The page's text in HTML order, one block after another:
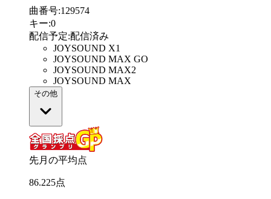
曲番号:129574
キー:0
配信予定:配信済み
JOYSOUND X1
JOYSOUND MAX GO
JOYSOUND MAX2
JOYSOUND MAX
その他
先月の平均点
86.225点